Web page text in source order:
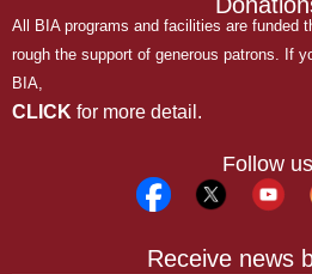
All BIA programs and facilities are funded
rough the support of generous patrons. If
BIA,
CLICK for more detail.
Follow us
Receive news